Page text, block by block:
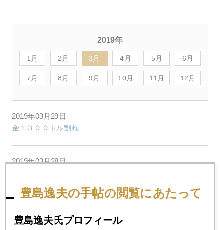
2019年
1月 2月 3月 4月 5月 6月
7月 8月 9月 10月 11月 12月
2019年03月29日
金１３００ドル割れ
2019年03月28日
欧州・中国接近、市場も注視
豊島逸夫の手帖の閲覧にあたって
豊島逸夫氏プロフィール